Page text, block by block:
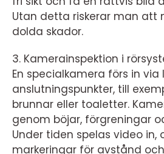
Utan detta riskerar man att
dolda skador.
3. Kamerainspektion i
En specialkamera förs in
anslutningspunkter, till
brunnar eller toaletter.
genom böjar, förgreningar
Under tiden spelas video in,
markeringar för avstånd